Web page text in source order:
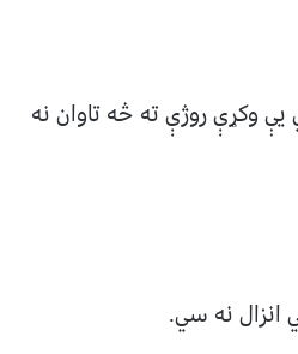
وکړې روژې ته څه تاوان نه
نه سي.